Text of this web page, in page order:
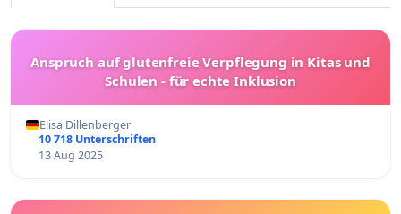
Anspruch auf glutenfreie Verpflegung in Kitas und
Schulen - für echte Inklusion
Elisa Dillenberger
10 718 Unterschriften
13 Aug 2025